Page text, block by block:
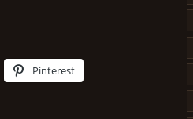
Pinterest